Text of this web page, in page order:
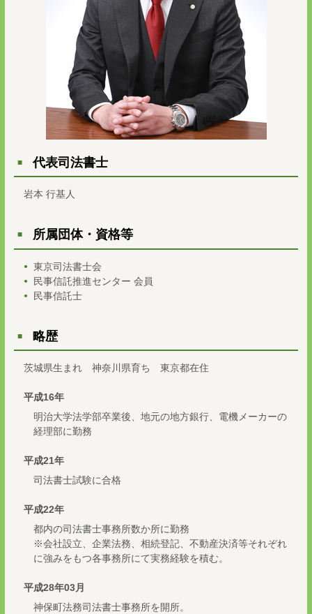
代表司法書士
岩本 行基人
所属団体・資格等
東京司法書士会
民事信託推進センター 会員
民事信託士
略歴
茨城県生まれ 神奈川県育ち 東京都在住
平成16年
明治大学法学部卒業後、地元の地方銀行、電機メーカーの
経理部に勤務
平成21年
司法書士試験に合格
平成22年
都内の司法書士事務所数か所に勤務
※会社設立、企業法務、相続登記、不動産決済等それぞれ
に強みをもつ各事務所にて実務経験を積む。
平成28年03月
神保町法務司法書士事務所を開所。